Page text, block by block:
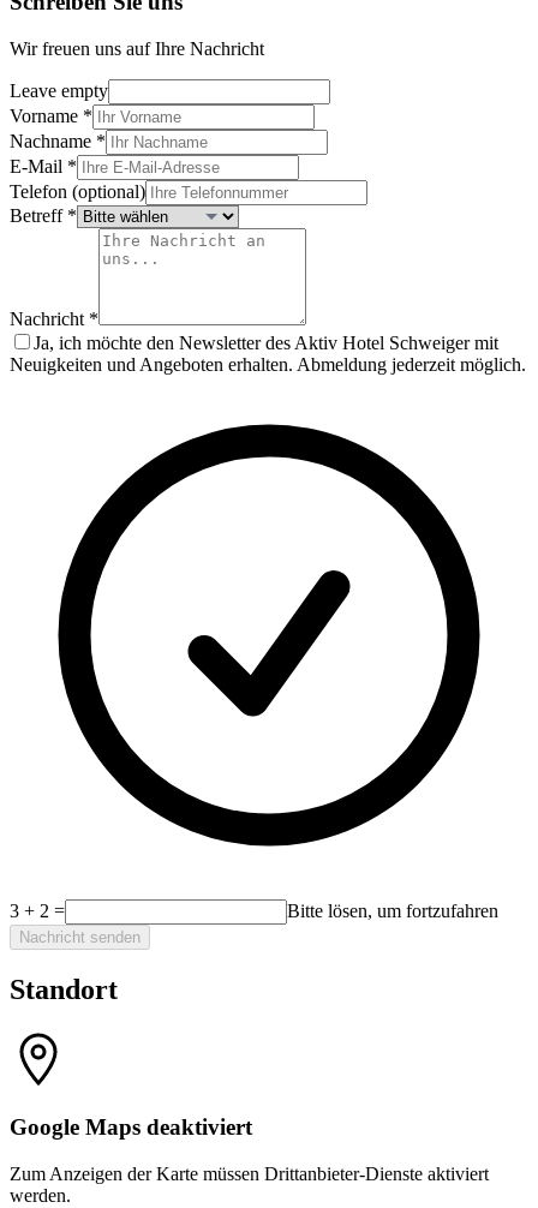
Wir freuen uns auf Ihre Nachricht
Leave empty
Vorname *
Nachname *
E-Mail *
Telefon (optional)
Betreff*
Nachricht *
Ja, ich möchte den Newsletter des Aktiv Hotel Schweiger mit
Neuigkeiten und Angeboten erhalten. Abmeldung jederzeit möglich.
3 + 2 = Bitte lösen, um fortzufahren
Nachricht senden
Standort
Google Maps deaktiviert
Zum Anzeigen der Karte müssen Drittanbieter-Dienste aktiviert
werden.